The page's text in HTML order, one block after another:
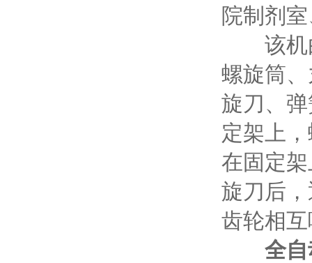
院制剂
该机由
螺旋筒
旋刀、
定架上
在固定
旋刀后
齿轮相
全